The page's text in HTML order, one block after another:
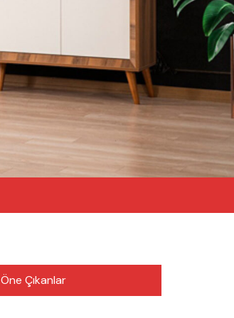
Öne Çıkanlar